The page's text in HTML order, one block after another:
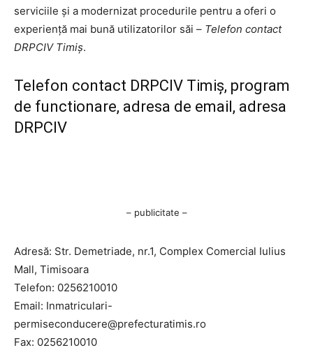
serviciile și a modernizat procedurile pentru a oferi o
experiență mai bună utilizatorilor săi – Telefon contact
DRPCIV Timiș.
Telefon contact DRPCIV Timiș, program
de functionare, adresa de email, adresa
DRPCIV
– publicitate –
Adresă: Str. Demetriade, nr.1, Complex Comercial Iulius
Mall, Timisoara
Telefon: 0256210010
Email: Inmatriculari-
permiseconducere@prefecturatimis.ro
Fax: 0256210010